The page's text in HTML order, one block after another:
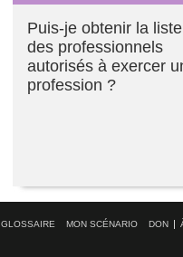
Puis-je obtenir la liste
des professionnels
autorisés à exercer
profession ?
GLOSSAIRE MON SCÉNARIO DON